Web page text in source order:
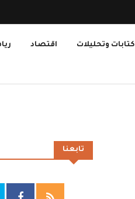
كتابات وتحليلات اقتصاد
تابعنا